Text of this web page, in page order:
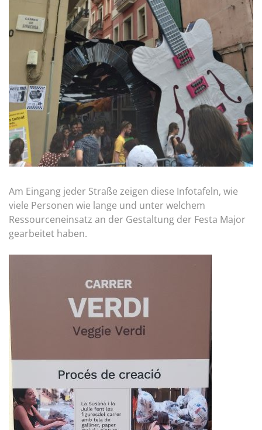
Am Eingang jeder Straße zeigen diese Infotafeln, wie
viele Personen wie lange und unter welchem
Ressourceneinsatz an der Gestaltung der Festa Major
gearbeitet haben.